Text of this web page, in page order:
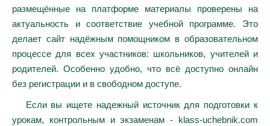
размещённые на платформе материалы проверены на
актуальность и соответствие учебной программе. Это
делает сайт надёжным помощником в образовательном
процессе для всех участников: школьников, учителей и
родителей. Особенно удобно, что всё доступно онлайн
без регистрации и в свободном доступе.
Если вы ищете надежный источник для подготовки к
урокам, контрольным и экзаменам - klass-uchebnik.com